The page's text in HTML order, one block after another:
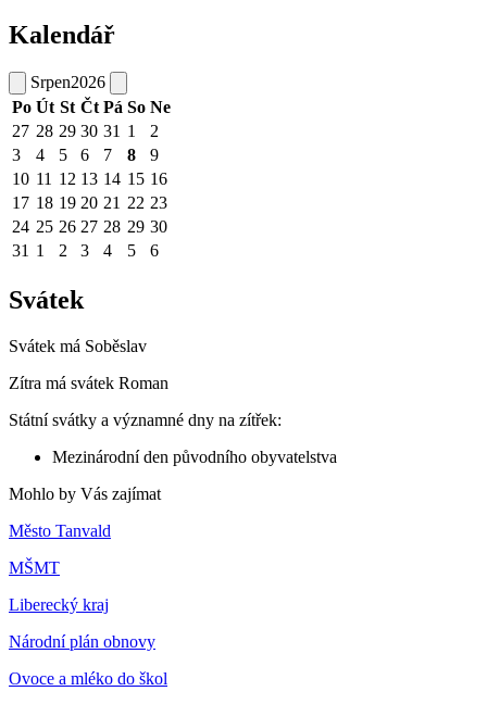
Kalendář
Srpen2026
Po Út St Čt Pá So Ne
27 28 29 30 31 1
2
3
4 5 6 7 8
9
10 11 12 13 14 15 16
17 18 19 20 21 22 23
24 25 26 27 28 29 30
31 1 2 3 4 5 6
Svátek
Svátek má Soběslav
Zítra má svátek Roman
Státní svátky a významné dny na zítřek:
Mezinárodní den původního obyvatelstva
Mohlo by Vás zajímat
Město Tanvald
MŠMT
Liberecký kraj
Národní plán obnovy
Ovoce a mléko do škol